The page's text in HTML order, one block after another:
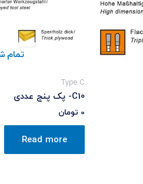
تمام
Type C
C10- پک پنج عددی
0 تومان
Read more